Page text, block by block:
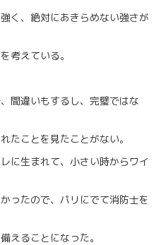
く、絶対にあきらめない強さが
考えている。
間違いもするし、完璧ではな
たことを見たことがない。
に生まれて、小さい時からワイ
ったので、パリにでて消防士を
えることになった。